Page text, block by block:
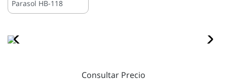
Consultar Precio